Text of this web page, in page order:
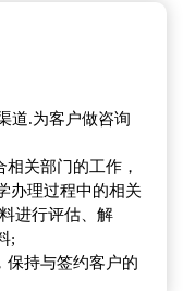
吐稳重，反映敏
德和团队合作精
对客户负责，能
经历及海外留学
道.为客户做咨询
关部门的工作，
办理过程中的相关
进行评估、解
;
保持与签约客户的